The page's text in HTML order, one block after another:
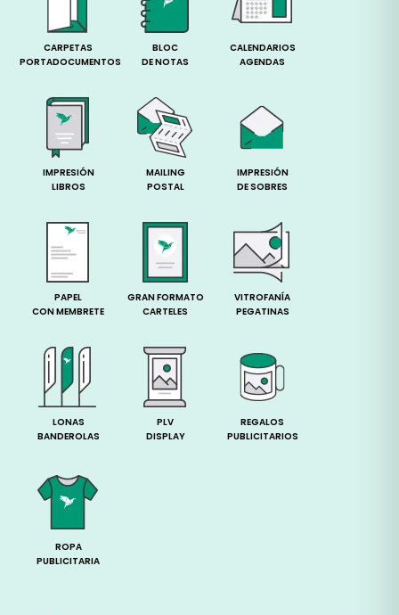
CARPETAS
PORTADOCUMENTOS
BLOC
DE NOTAS
CALENDARIOS
AGENDAS
IMPRESIÓN
LIBROS
MAILING
POSTAL
IMPRESIÓN
DE SOBRES
PAPEL
CON MEMBRETE
GRAN FORMATO
CARTELES
VITROFANÍA
PEGATINAS
LONAS
BANDEROLAS
PLV
DISPLAY
REGALOS
PUBLICITARIOS
ROPA
PUBLICITARIA